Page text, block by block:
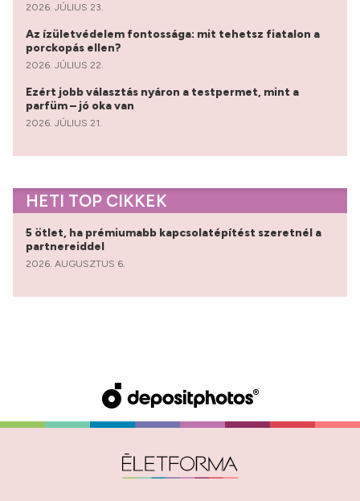
2026. JÚLIUS 23.
Az ízületvédelem fontossága: mit tehetsz fiatalon a
porckopás ellen?
2026. JÚLIUS 22.
Ezért jobb választás nyáron a testpermet, mint a
parfüm – jó oka van
2026. JÚLIUS 21.
HETI TOP CIKKEK
5 ötlet, ha prémiumabb kapcsolatépítést szeretnél a
partnereiddel
2026. AUGUSZTUS 6.